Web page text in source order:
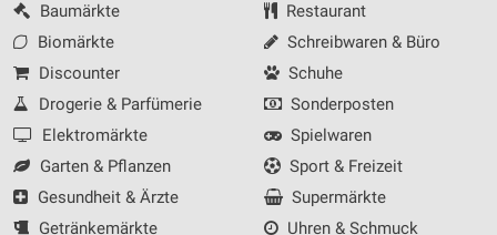
Baumärkte
Biomärkte
Discounter
Drogerie & Parfümerie
Elektromärkte
Garten & Pflanzen
Gesundheit & Ärzte
Getränkemärkte
Restaurant
Schreibwaren & Büro
Schuhe
Sonderposten
Spielwaren
Sport & Freizeit
Supermärkte
Uhren & Schmuck